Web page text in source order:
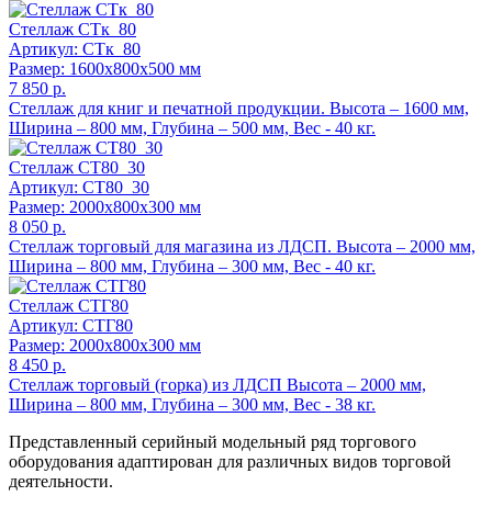
Стеллаж СТк_80
Артикул: СТк_80
Размер: 1600x800x500 мм
7 850 р.
Стеллаж для книг и печатной продукции. Высота – 1600 мм,
Ширина – 800 мм, Глубина – 500 мм, Вес - 40 кг.
Стеллаж СТ80_30
Артикул: СТ80_30
Размер: 2000x800x300 мм
8 050 р.
Стеллаж торговый для магазина из ЛДСП. Высота – 2000 мм,
Ширина – 800 мм, Глубина – 300 мм, Вес - 40 кг.
Стеллаж СТГ80
Артикул: СТГ80
Размер: 2000x800x300 мм
8 450 р.
Стеллаж торговый (горка) из ЛДСП Высота – 2000 мм,
Ширина – 800 мм, Глубина – 300 мм, Вес - 38 кг.
Представленный серийный модельный ряд торгового
оборудования адаптирован для различных видов торговой
деятельности.